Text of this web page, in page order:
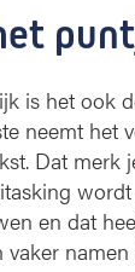
is het ook
neemt het
Dat merk
en dat
namen